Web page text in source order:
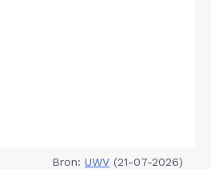
Bron: UWV (21-07-2026)